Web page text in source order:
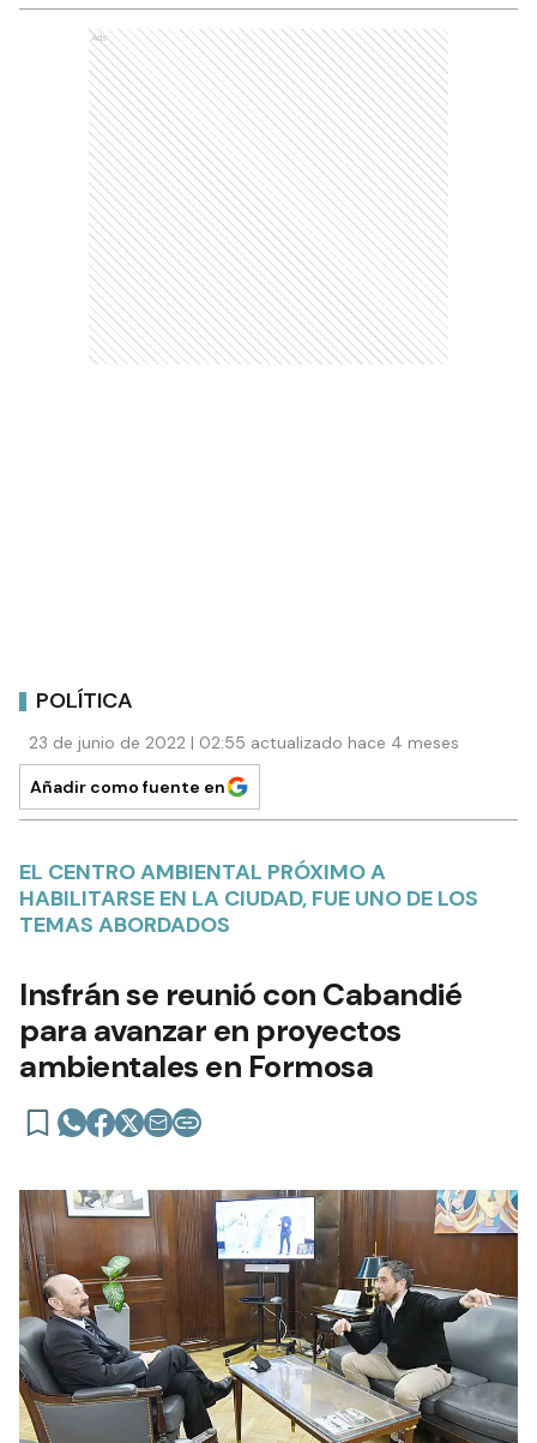
Ads
POLÍTICA
23 de junio de 2022 | 02:55 actualizado hace 4 meses
Añadir como fuente en
EL CENTRO AMBIENTAL PRÓXIMO A
HABILITARSE EN LA CIUDAD, FUE UNO DE LOS
TEMAS ABORDADOS
Insfrán se reunió con Cabandié
para avanzar en proyectos
ambientales en Formosa